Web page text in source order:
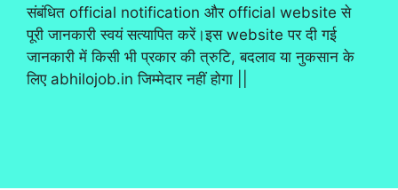
संबंधित official notification और official website से
पूरी जानकारी स्वयं सत्यापित करें।इस website पर दी गई
जानकारी में किसी भी प्रकार की त्रुटि, बदलाव या नुकसान के
लिए abhilojob.in जिम्मेदार नहीं होगा ||